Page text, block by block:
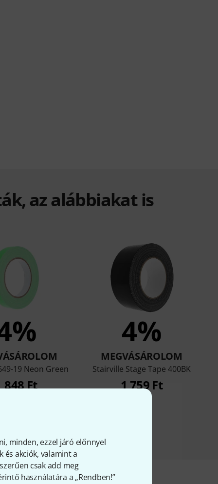
minden, ezzel járó előnnyel
és akciók, valamint a
csak add meg
használatára a „Rendben!”
az alábbiakat is
19 Neon Green
848 Ft
4%
MEGVÁSÁROLOM
Stairville Stage Tape 400BK
1 759 Ft